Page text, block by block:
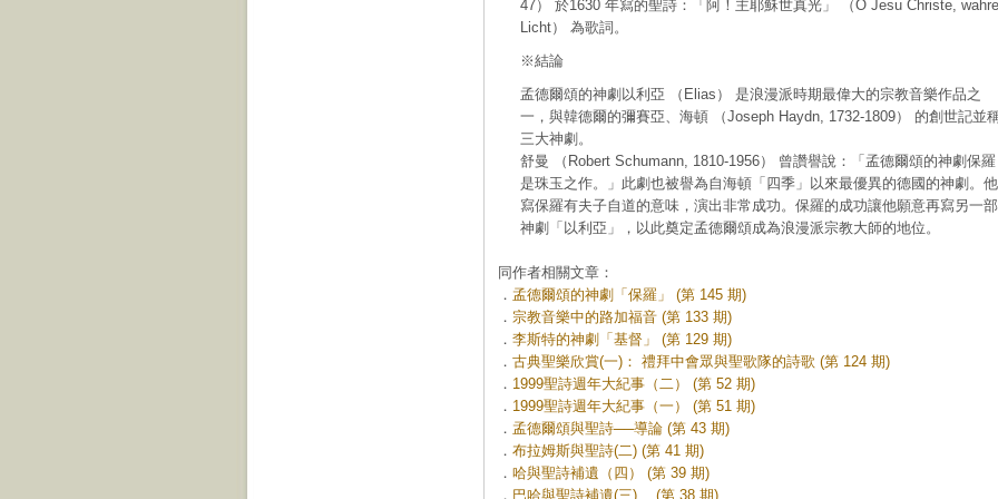
47） 於1630 年寫的聖詩：「阿！主耶穌世真光」 （O Jesu Christe,
Licht） 為歌詞。
※結論
孟德爾頌的神劇以利亞 （Elias） 是浪漫派時期最偉大的宗教音樂作品之
一，與韓德爾的彌賽亞、海頓 （Joseph Haydn, 1732-1809） 的創世記並
三大神劇。
舒曼 （Robert Schumann, 1810-1956） 曾讚譽說：「孟德爾頌的神劇保羅
是珠玉之作。」此劇也被譽為自海頓「四季」以來最優異的德國的神劇。他
寫保羅有夫子自道的意味，演出非常成功。保羅的成功讓他願意再寫另一部
神劇「以利亞」，以此奠定孟德爾頌成為浪漫派宗教大師的地位。
同作者相關文章：
． 孟德爾頌的神劇「保羅」 (第 145 期)
． 宗教音樂中的路加福音 (第 133 期)
． 李斯特的神劇「基督」 (第 129 期)
． 古典聖樂欣賞(一)： 禮拜中會眾與聖歌隊的詩歌 (第 124 期)
． 1999聖詩週年大紀事（二） (第 52 期)
． 1999聖詩週年大紀事（一） (第 51 期)
． 孟德爾頌與聖詩──導論 (第 43 期)
． 布拉姆斯與聖詩(二) (第 41 期)
． 哈與聖詩補遺（四） (第 39 期)
． 巴哈與聖詩補遺(三) (第 38 期)